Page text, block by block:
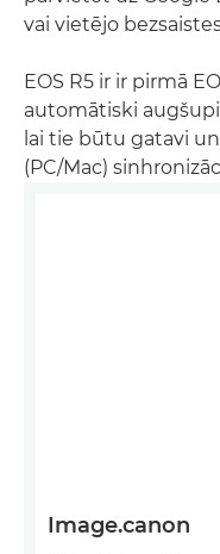
vai vietējo
EOS R5 ir ir pirmā
automātiski
lai tie būtu gatavi
(PC/Mac)
Image.canon